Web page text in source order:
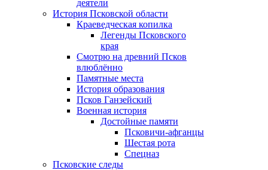
деятели
История Псковской области
Краеведческая копилка
Легенды Псковского
края
Смотрю на древний Псков
влюблённо
Памятные места
История образования
Псков Ганзейский
Военная история
Достойные памяти
Псковичи-афганцы
Шестая рота
Спецназ
Псковские следы